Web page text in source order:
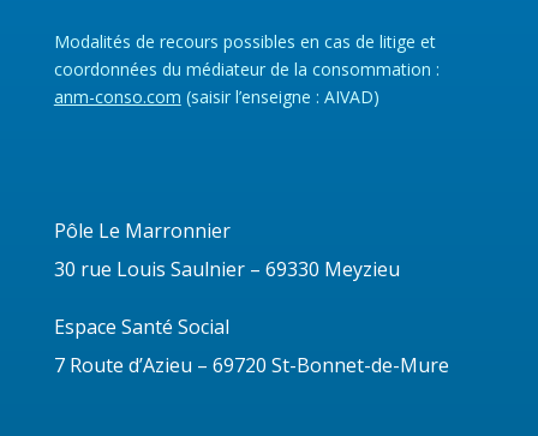
Modalités de recours possibles en cas de litige et
coordonnées du médiateur de la consommation :
anm-conso.com (saisir l’enseigne : AIVAD)
Pôle Le Marronnier
30 rue Louis Saulnier – 69330 Meyzieu
Espace Santé Social
7 Route d’Azieu – 69720 St-Bonnet-de-Mure